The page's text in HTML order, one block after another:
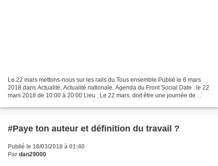
Le 22 mars mettons-nous sur les rails du Tous ensemble Publié le 6 mars
2018 dans Actualité, Actualité nationale, Agenda du Front Social Date : le 22
mars 2018 de 10:00 à 20:00 Lieu : Le 22 mars, doit être une journée de
#Paye ton auteur et définition du travail ?
Publié le 18/03/2018 à 01:40
Par dan29000